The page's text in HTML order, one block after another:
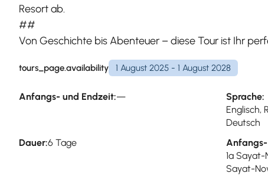
Resort ab.
##
Von Geschichte bis Abenteuer – diese Tour ist Ihr
tours_page.availability 1 August 2025 - 1 August 2028
Anfangs- und Endzeit:—
Sprache:
Englisch,
Deutsch
Dauer:6 Tage
1a Sayat-
Sayat-